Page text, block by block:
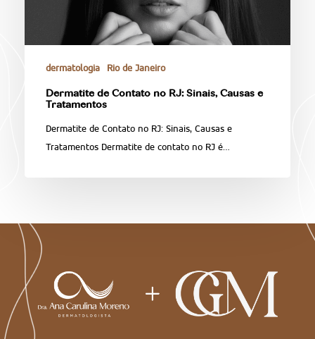
dermatologia Rio de Janeiro
Dermatite de Contato no RJ: Sinais, Causas e
Tratamentos
Dermatite de Contato no RJ: Sinais, Causas e
Tratamentos Dermatite de contato no RJ é…